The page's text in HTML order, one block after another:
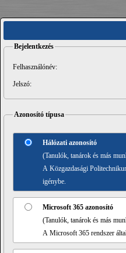
Bejelentkezés
Felhasználónév:
Jelszó:
Azonosító típusa
Hálózati azonosító
(Tanulók, tanárok és más
A Közgazdasági
igénybe.
Microsoft 365 azonosító
(Tanulók, tanárok és más
A Microsoft 365 rendszer